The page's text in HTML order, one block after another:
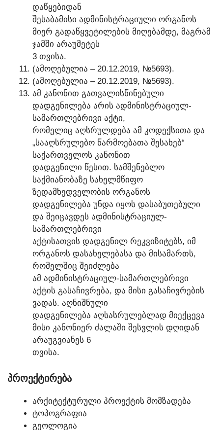
ᲓᲐᲬᲧᲔᲑᲘᲓᲐᲜ
ᲨᲔᲡᲐᲑᲐᲛᲘᲡᲘ ᲐᲓᲛᲘᲜᲘᲡᲢᲠᲐᲪᲘᲣᲚᲘ ᲝᲠᲒᲐᲜᲝᲡ
ᲛᲘᲔᲠ ᲒᲐᲓᲐᲬᲧᲕᲔᲢᲘᲚᲔᲑᲘᲡ ᲛᲘᲦᲔᲑᲐᲛᲓᲔ, ᲛᲐᲒᲠᲐᲛ
ᲯᲐᲛᲨᲘ ᲐᲠᲐᲣᲛᲔᲢᲔᲡ
3 ᲗᲕᲘᲡᲐ.
(ᲐᲛᲝᲦᲔᲑᲣᲚᲘᲐ – 20.12.2019, №5693).
(ᲐᲛᲝᲦᲔᲑᲣᲚᲘᲐ – 20.12.2019, №5693).
ᲐᲛ ᲙᲐᲜᲝᲜᲘᲗ ᲒᲐᲗᲕᲐᲚᲘᲡᲬᲘᲜᲔᲑᲣᲚᲘ
ᲓᲐᲓᲒᲔᲜᲘᲚᲔᲑᲐ ᲐᲠᲘᲡ ᲐᲓᲛᲘᲜᲘᲡᲢᲠᲐᲪᲘᲣᲚ-
ᲡᲐᲛᲐᲠᲗᲚᲔᲑᲠᲘᲕᲘ ᲐᲥᲢᲘ,
ᲠᲝᲛᲔᲚᲘᲪ ᲐᲦᲡᲠᲣᲚᲓᲔᲑᲐ ᲐᲛ ᲙᲝᲓᲔᲥᲡᲘᲗᲐ ᲓᲐ
„ᲡᲐᲐᲦᲡᲠᲣᲚᲔᲑᲝ ᲬᲐᲠᲛᲝᲔᲑᲐᲗᲐ ᲨᲔᲡᲐᲮᲔᲑ“
ᲡᲐᲥᲐᲠᲗᲕᲔᲚᲝᲡ ᲙᲐᲜᲝᲜᲘᲗ
ᲓᲐᲓᲒᲔᲜᲘᲚᲘ ᲬᲔᲡᲘᲗ. ᲡᲐᲛᲨᲔᲜᲔᲑᲚᲝ
ᲡᲐᲥᲛᲘᲐᲜᲝᲑᲐᲖᲔ ᲡᲐᲮᲔᲚᲛᲬᲘᲤᲝ
ᲖᲔᲓᲐᲛᲮᲔᲓᲕᲔᲚᲝᲑᲘᲡ ᲝᲠᲒᲐᲜᲝᲡ
ᲓᲐᲓᲒᲔᲜᲘᲚᲔᲑᲐ ᲣᲜᲓᲐ ᲘᲧᲝᲡ ᲓᲐᲡᲐᲑᲣᲗᲔᲑᲣᲚᲘ
ᲓᲐ ᲨᲔᲘᲪᲐᲕᲓᲔᲡ ᲐᲓᲛᲘᲜᲘᲡᲢᲠᲐᲪᲘᲣᲚ-
ᲡᲐᲛᲐᲠᲗᲚᲔᲑᲠᲘᲕᲘ
ᲐᲥᲢᲘᲡᲐᲗᲕᲘᲡ ᲓᲐᲓᲒᲔᲜᲘᲚ ᲠᲔᲙᲕᲘᲖᲘᲢᲔᲑᲡ, ᲘᲛ
ᲝᲠᲒᲐᲜᲝᲡ ᲓᲐᲡᲐᲮᲔᲚᲔᲑᲐᲡᲐ ᲓᲐ ᲛᲘᲡᲐᲛᲐᲠᲗᲡ,
ᲠᲝᲛᲔᲚᲨᲘᲪ ᲨᲔᲘᲫᲚᲔᲑᲐ
ᲐᲛ ᲐᲓᲛᲘᲜᲘᲡᲢᲠᲐᲪᲘᲣᲚ-ᲡᲐᲛᲐᲠᲗᲚᲔᲑᲠᲘᲕᲘ
ᲐᲥᲢᲘᲡ ᲒᲐᲡᲐᲩᲘᲕᲠᲔᲑᲐ, ᲓᲐ ᲛᲘᲡᲘ ᲒᲐᲡᲐᲩᲘᲕᲠᲔᲑᲘᲡ
ᲕᲐᲓᲐᲡ. ᲐᲦᲜᲘᲨᲜᲣᲚᲘ
ᲓᲐᲓᲒᲔᲜᲘᲚᲔᲑᲐ ᲐᲦᲡᲐᲡᲠᲣᲚᲔᲑᲚᲐᲓ ᲛᲘᲔᲥᲪᲔᲕᲐ
ᲛᲘᲡᲘ ᲙᲐᲜᲝᲜᲘᲔᲠ ᲫᲐᲚᲐᲨᲘ ᲨᲔᲡᲕᲚᲘᲡ ᲓᲦᲘᲓᲐᲜ
ᲐᲠᲐᲣᲒᲕᲘᲐᲜᲔᲡ 6
ᲗᲕᲘᲡᲐ.
ᲞᲠᲝᲔᲥᲢᲘᲠᲔᲑᲐ
ᲐᲠᲥᲘᲢᲔᲥᲢᲣᲠᲣᲚᲘ ᲞᲠᲝᲔᲥᲢᲘᲡ ᲛᲝᲛᲖᲐᲓᲔᲑᲐ
ᲢᲝᲞᲝᲒᲠᲐᲤᲘᲐ
ᲒᲔᲝᲚᲝᲒᲘᲐ